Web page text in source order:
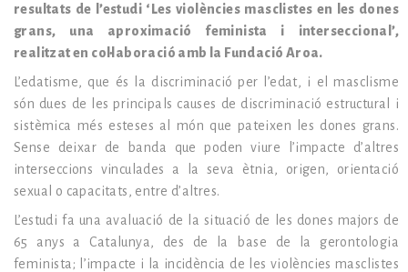
resultats de l’estudi ‘Les violències masclistes en les dones
grans, una aproximació feminista i interseccional’,
realitzat en col·laboració amb la Fundació Aroa.
L’edatisme, que és la discriminació per l’edat, i el masclisme
són dues de les principals causes de discriminació estructural i
sistèmica més esteses al món que pateixen les dones grans.
Sense deixar de banda que poden viure l’impacte d’altres
interseccions vinculades a la seva ètnia, origen, orientació
sexual o capacitats, entre d’altres.
L’estudi fa una avaluació de la situació de les dones majors de
65 anys a Catalunya, des de la base de la gerontologia
feminista; l’impacte i la incidència de les violències masclistes